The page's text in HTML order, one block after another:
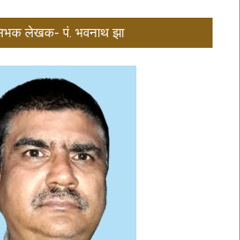
लेखक- पं. भवनाथ झा